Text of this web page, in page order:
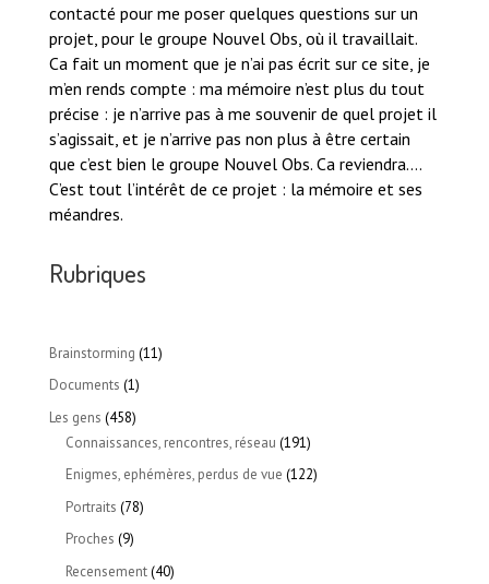
contacté pour me poser quelques questions sur un
projet, pour le groupe Nouvel Obs, où il travaillait.
Ca fait un moment que je n’ai pas écrit sur ce site, je
m’en rends compte : ma mémoire n’est plus du tout
précise : je n’arrive pas à me souvenir de quel projet il
s’agissait, et je n’arrive pas non plus à être certain
que c’est bien le groupe Nouvel Obs. Ca reviendra….
C’est tout l’intérêt de ce projet : la mémoire et ses
méandres.
Rubriques
Brainstorming (11)
Documents (1)
Les gens (458)
Connaissances, rencontres, réseau (191)
Enigmes, ephémères, perdus de vue (122)
Portraits (78)
Proches (9)
Recensement(40)